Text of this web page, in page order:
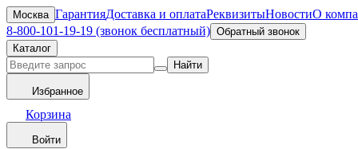
Москва ГарантияДоставка и оплатаРеквизитыНовостиО
8-800-101-19-19 (звонок бесплатный) Обратный звонок
Каталог
Найти
Избранное
Корзина
Войти